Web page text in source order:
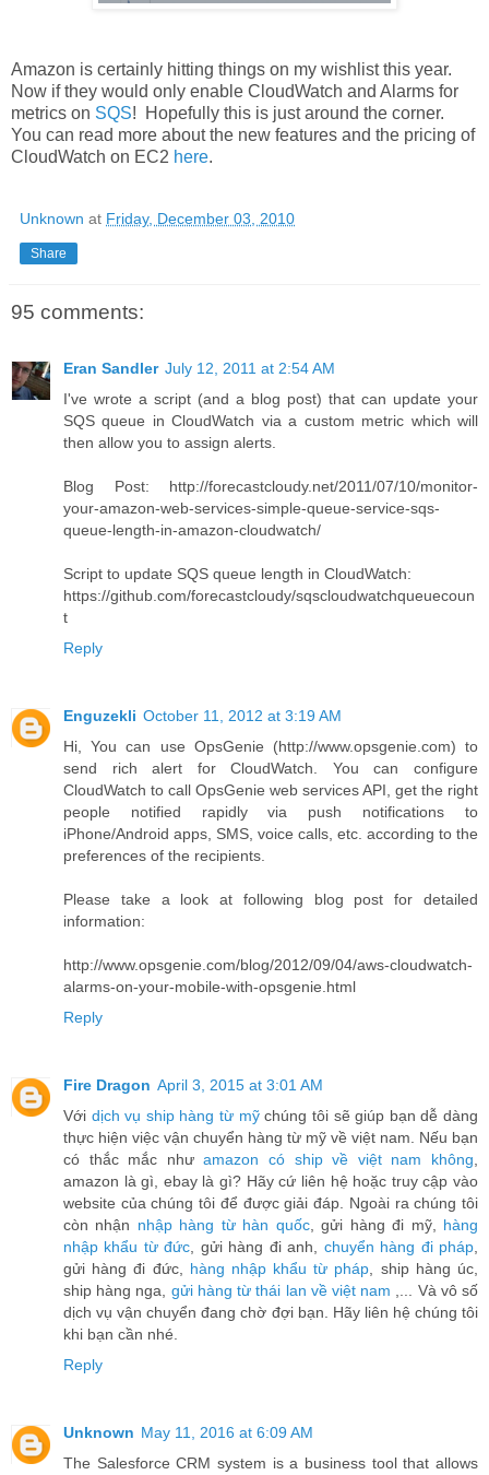
Amazon is certainly hitting things on my wishlist this year.
Now if they would only enable CloudWatch and Alarms for
metrics on SQS! Hopefully this is just around the corner.
You can read more about the new features and the pricing of
CloudWatch on EC2 here.
Unknown at Friday, December 03, 2010
Share
95 comments:
Eran Sandler July 12, 2011 at 2:54 AM
I've wrote a script (and a blog post) that can update your
SQS queue in CloudWatch via a custom metric which will
then allow you to assign alerts.
Blog Post: http://forecastcloudy.net/2011/07/10/monitor-
your-amazon-web-services-simple-queue-service-sqs-
queue-length-in-amazon-cloudwatch/
Script to update SQS queue length in CloudWatch:
https://github.com/forecastcloudy/sqscloudwatchqueuecoun
t
Reply
Enguzekli October 11, 2012 at 3:19 AM
Hi, You can use OpsGenie (http://www.opsgenie.com) to
send rich alert for CloudWatch. You can configure
CloudWatch to call OpsGenie web services API, get the right
people notified rapidly via push notifications to
iPhone/Android apps, SMS, voice calls, etc. according to the
preferences of the recipients.
Please take a look at following blog post for detailed
information:
http://www.opsgenie.com/blog/2012/09/04/aws-cloudwatch-
alarms-on-your-mobile-with-opsgenie.html
Reply
Fire Dragon April 3, 2015 at 3:01 AM
Với dịch vụ ship hàng từ mỹchúng tôi sẽ giúp bạn dễ dàng
thực hiện việc vận chuyển hàng từ mỹ về việt nam. Nếu bạn
có thắc mắc nhưamazon có ship về việt nam không
amazon là gì, ebay là gì? Hãy cứ liên hệ hoặc truy cập vào
website của chúng tôi để được giải đáp. Ngoài ra chúng tôi
còn nhận nhập hàng từ hàn quốc, gửi hàng đi mỹ, hàng
nhập khẩu từ đức , gửi hàng đi anh, chuyển hàng đi pháp
gửi hàng đi đức, hàng nhập khẩu từ pháp , ship hàng úc,
ship hàng nga, gửi hàng từ thái lan về việt nam
,... Và vô số
dịch vụ vận chuyển đang chờ đợi bạn. Hãy liên hệ chúng tôi
khi bạn cần nhé.
Reply
Unknown May 11, 2016 at 6:09 AM
The Salesforce CRM system is a business tool that allows